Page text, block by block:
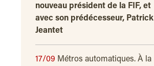
nouveau président de la FIF, et
avec son prédécesseur, Patrick
Jeantet
17/09 Métros automatiques. À la